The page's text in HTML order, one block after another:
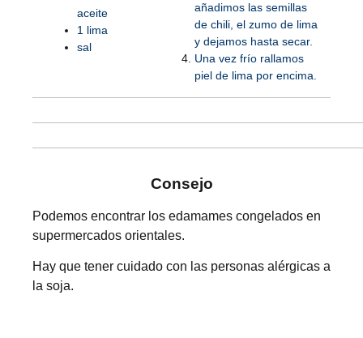
aceite
1 lima
sal
añadimos las semillas
de chili, el zumo de lima
y dejamos hasta secar.
Una vez frío rallamos
piel de lima por encima.
Consejo
Podemos encontrar los edamames congelados en
supermercados orientales.
Hay que tener cuidado con las personas alérgicas a
la soja.